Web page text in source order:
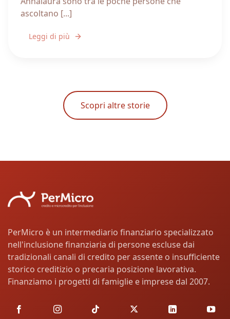
ascoltano [...]
Leggi di più
Scopri altre storie
PerMicro è un intermediario finanziario specializzato
nell'inclusione finanziaria di persone escluse dai
tradizionali canali di credito per assente o insufficiente
storico creditizio o precaria posizione lavorativa.
Finanziamo i progetti di famiglie e imprese dal 2007.